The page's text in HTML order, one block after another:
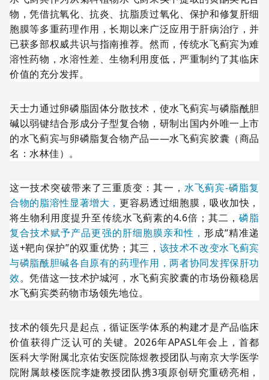
物，凭借抗氧化、抗炎、抗脂质过氧化、保护和修复肝细
胞膜等多重药理作用，长期以来广泛应用于肝病治疗，并
已获多部权威共识与指南推荐。然而，传统水飞蓟宾为难
溶性药物，水溶性差、生物利用度低，严重制约了其临床
价值的充分发挥。
天士力通过卵磷脂固体分散技术，使水飞蓟宾与磷脂酰胆
碱以弱键结合形成分子型复合物，研制出国内外唯一上市
的水飞蓟宾与卵磷脂复合物产品——水飞蓟宾胶囊（商品
名：水林佳）。
这一技术突破带来了三重质变：其一， 水飞蓟宾-磷脂复
合物的脂溶性显著增大，更容易透过细胞膜，吸收加快，
将生物利用度提升至传统水飞蓟素的4.6倍；其二，磷脂
复合技术赋予产品更强的肝细胞膜亲和性，形成“精准递
送+靶向保护”的双重优势；其三， 该技术不改变水飞蓟宾
与磷脂酰胆碱各自原有的药理作用，两者协同发挥保肝功
效。凭借这一技术护城河，水飞蓟宾胶囊的市场份额稳居
水飞蓟宾类药物市场领先地位。
技术的领先只是起点，循证医学体系的构建才是产品临床
价值获得广泛认可的关键。2026年APASL年会上，首都
医科大学附属北京佑安医院陈煜教授团队与南京大学医学
院附属鼓楼医院李婕教授团队携3项原创研究重磅亮相，